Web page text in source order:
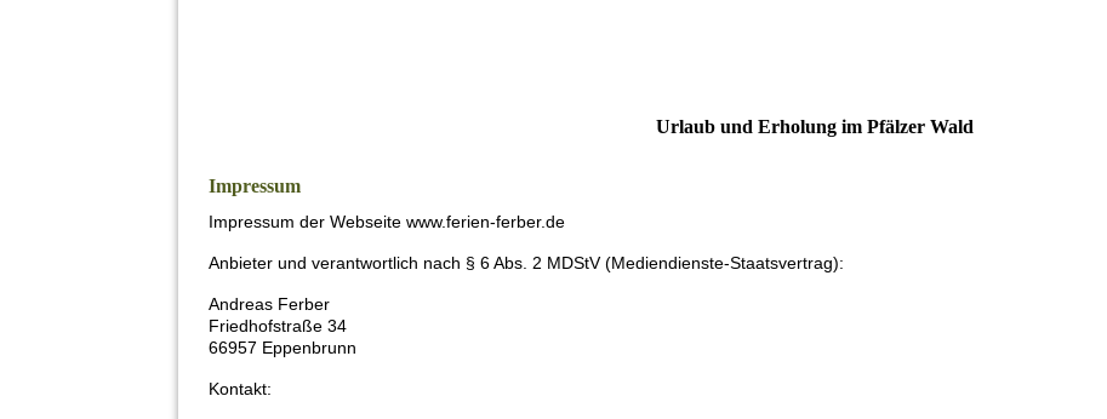
Urlaub und Erholung im Pfälzer Wald
Impressum
Impressum der Webseite www.ferien-ferber.de
Anbieter und verantwortlich nach § 6 Abs. 2 MDStV (Mediendienste-Staatsvertrag):
Andreas Ferber
Friedhofstraße 34
66957 Eppenbrunn
Kontakt: